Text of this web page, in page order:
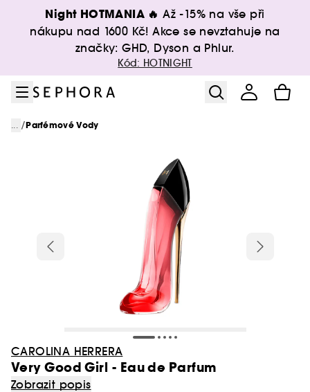
Přejít na menu
Přejít na hlavní obsah
Přejít na zápatí
Night HOTMANIA 🔥 Až -15% na vše při
nákupu nad 1600 Kč! Akce se nevztahuje na
značky: GHD, Dyson a Phlur.
Kód: HOTNIGHT
... /Parfémové Vody
CAROLINA HERRERA
Very Good Girl - Eau de Parfum
Zobrazit popis